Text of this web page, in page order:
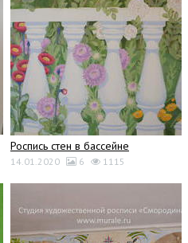
Роспись стен в бассейне
14.01.2020 6 1115